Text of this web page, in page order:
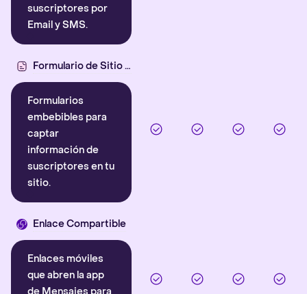
suscriptores por
Email y SMS.
Formulario de Sitio Web
Formularios
embebibles para
captar
información de
suscriptores en tu
sitio.
Enlace Compartible
Enlaces móviles
que abren la app